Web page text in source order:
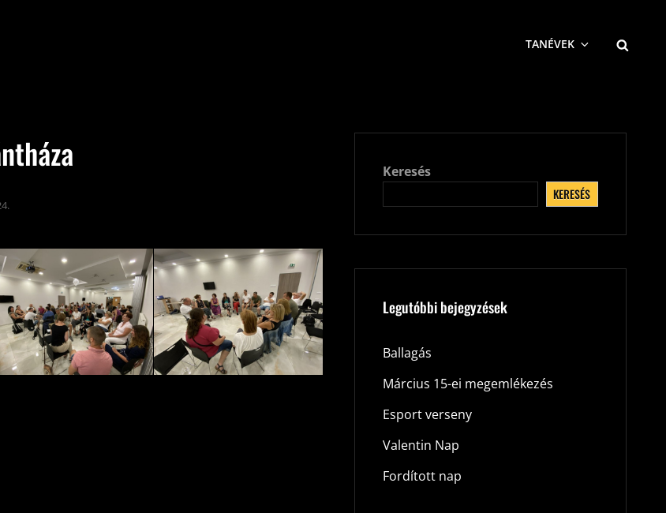
TANÉVEK
Keresés
KERESÉS
Legutóbbi bejegyzések
Ballagás
Március 15-ei megemlékezés
Esport verseny
Valentin Nap
Fordított nap